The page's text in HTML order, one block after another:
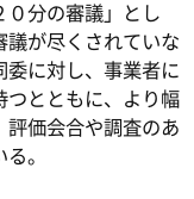
０分の審議」とし
議が尽くされていな
委に対し、事業者に
つとともに、より幅
評価会合や調査のあ
。